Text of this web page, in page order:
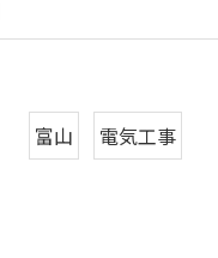
富山 電気工事